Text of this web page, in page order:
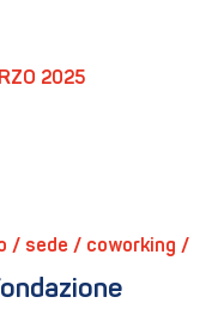
2025
/ sede / coworking /